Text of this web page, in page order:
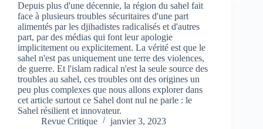
Depuis plus d'une décennie, la région du sahel fait
face à plusieurs troubles sécuritaires d'une part
alimentés par les djihadistes radicalisés et d'autres
part, par des médias qui font leur apologie
implicitement ou explicitement. La vérité est que le
sahel n'est pas uniquement une terre des violences,
de guerre. Et l'islam radical n'est la seule source des
troubles au sahel, ces troubles ont des origines un
peu plus complexes que nous allons explorer dans
cet article surtout ce Sahel dont nul ne parle : le
Sahel résilient et innovateur.
Revue Critique
janvier 3, 2023